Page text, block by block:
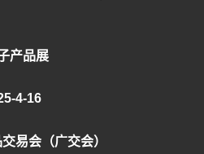
产品展
4-16
易会（广交会）